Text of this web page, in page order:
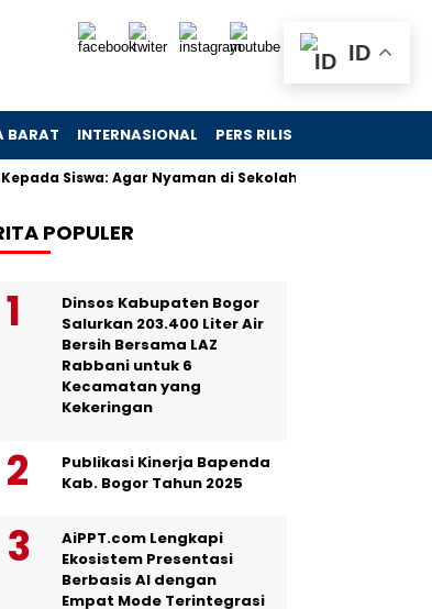
BARAT INTERNASIONAL PERS RILIS
Siswa: Agar Nyaman di Sekolah Rakyat
POPULER
Dinsos Kabupaten Bogor
Salurkan 203.400 Liter Air
Bersih Bersama LAZ
Rabbani untuk 6
Kecamatan yang
Kekeringan
Publikasi Kinerja Bapenda
Kab. Bogor Tahun 2025
AiPPT.com Lengkapi
Ekosistem Presentasi
Berbasis AI dengan
Empat Mode Terintegrasi
ID